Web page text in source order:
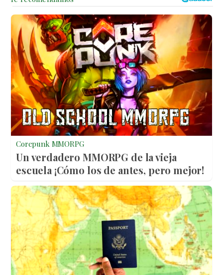
Corepunk MMORPG
Un verdadero MMORPG de la vieja
escuela ¡Cómo los de antes, pero mejor!